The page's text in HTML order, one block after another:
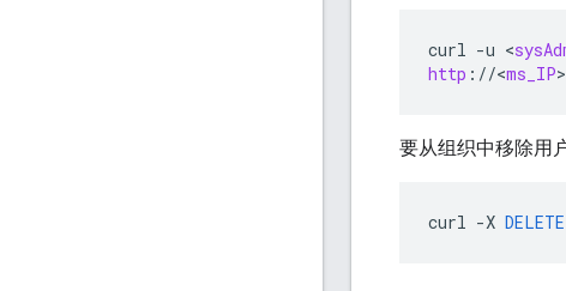
curl -u <
http : //<ms_IP>
要从组织中移除用
curl -X DELETE